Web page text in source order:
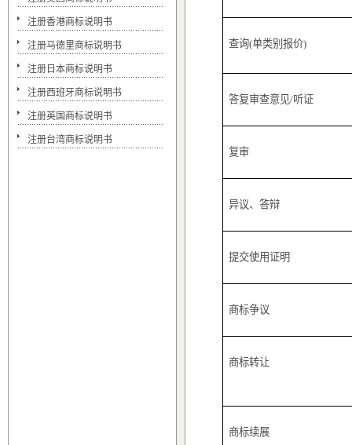
查询(单类别报价)
答复审查意见/听证
复审
异议、答辩
提交使用证明
商标争议
商标转让
商标续展
注册香港商标说明书
注册马德里商标说明书
注册日本商标说明书
注册西班牙商标说明书
注册英国商标说明书
注册台湾商标说明书